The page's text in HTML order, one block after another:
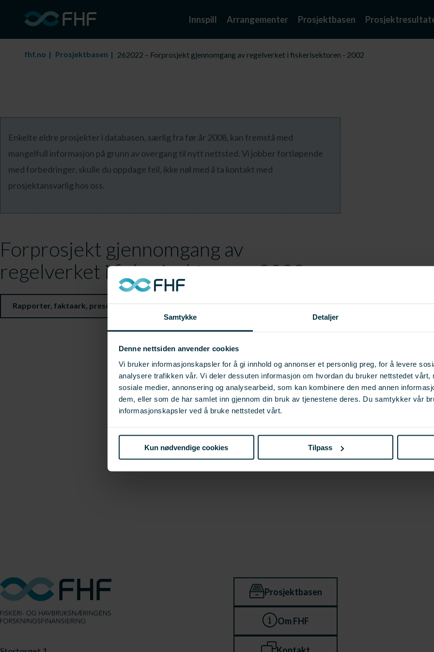
Samtykke Detaljer
Denne nettsiden anvender cookies
Vi bruker informasjonskapsler for å gi innhold og annonser et personlig preg, for å levere
analysere trafikken vår. Vi deler dessuten informasjon om hvordan du bruker nettstedet vårt,
sosiale medier, annonsering og analysearbeid, som kan kombinere den med annen
dem, eller som de har samlet inn gjennom din bruk av tjenestene deres. Du samtykker vår
informasjonskapsler ved å bruke nettstedet vårt.
Kun nødvendige cookies Tilpass
Innspill Arrangementer Prosjektbasen
fhf.no Prosjektbasen 262022 – Forprosjekt gjennomgang av regelverket i fiskerisektoren - 2002
Enkelte eldre prosjekter i databasen, særlig fra før år 2008, kan fremstå med
mangelfull informasjon på grunn av overgang til nytt nettsted. Vi jobber fortløpende
med forbedringer, skulle du oppdage feil, ikke nøl med å ta kontakt med
prosjektansvarlig hos oss.
Forprosjekt gjennomgang av
regelverket i fiskerisektoren - 2002
Rapporter, faktaark, presentasjoner, artikler m.m.
Prosjektbasen
Om FHF